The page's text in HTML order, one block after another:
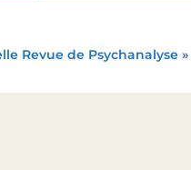
Revue de Psychanalyse »